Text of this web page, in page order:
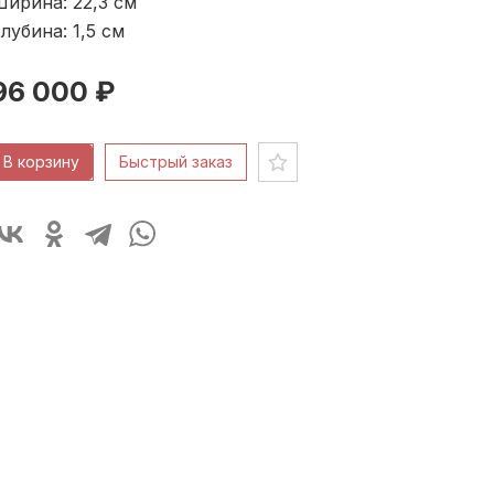
1,5 см
000 ₽
В корзину Быстрый заказ